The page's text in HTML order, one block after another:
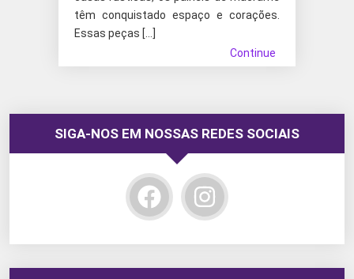
têm conquistado espaço e corações.
Essas peças […]
Continue
SIGA-NOS EM NOSSAS REDES SOCIAIS